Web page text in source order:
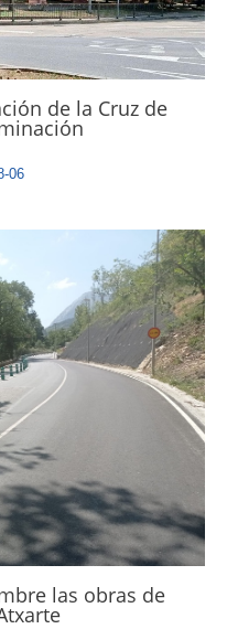
de la Cruz de
06
las obras de